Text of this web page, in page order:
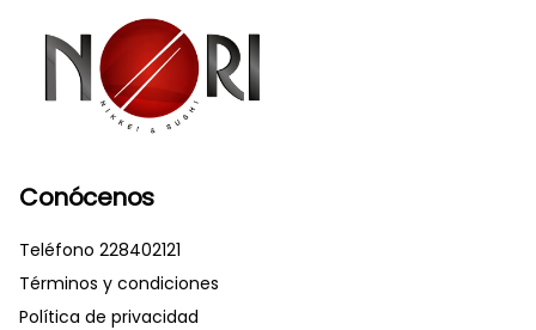
Conócenos
Teléfono 228402121
Términos y condiciones
Política de privacidad